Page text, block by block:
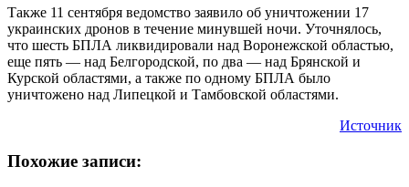
Также 11 сентября ведомство заявило об уничтожении 17
украинских дронов в течение минувшей ночи. Уточнялось,
что шесть БПЛА ликвидировали над Воронежской областью,
еще пять — над Белгородской, по два — над Брянской и
Курской областями, а также по одному БПЛА было
уничтожено над Липецкой и Тамбовской областями.
Источник
Похожие записи: